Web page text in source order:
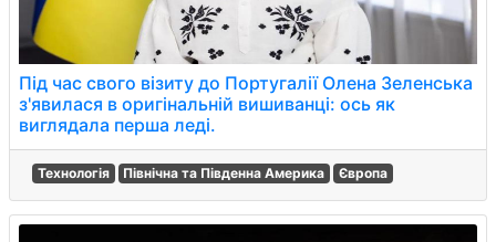
Під час свого візиту до Португалії Олена Зеленська
з'явилася в оригінальній вишиванці: ось як
виглядала перша леді.
Технологія Північна та Південна Америка Європа